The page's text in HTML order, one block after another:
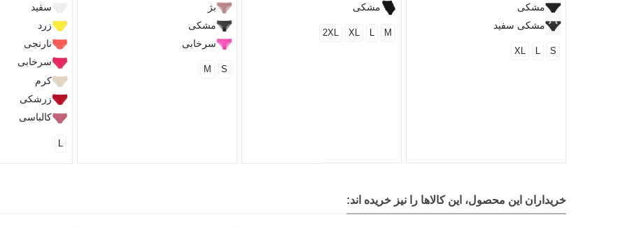
مشکی
مشکی سفید
S
L
XL
مشکی
M
XL
2XL
بژ
مشکی
سرخابی
S
M
سفید
زرد
نارنجی
سرخابی
کرم
زرشکی
کالباسی
L
خریداران این محصول، این کالاها را نیز خریده اند: